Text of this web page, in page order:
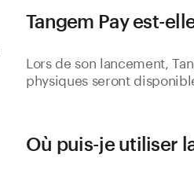
Tangem Pay est-
Lors de son lancement,
physiques seront
Où puis-je utiliser